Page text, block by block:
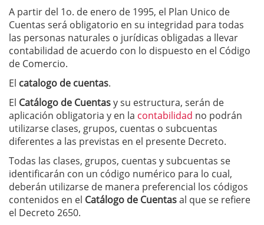
A partir del 1o. de enero de 1995, el Plan Unico de
Cuentas será obligatorio en su integridad para todas
las personas naturales o jurídicas obligadas a llevar
contabilidad de acuerdo con lo dispuesto en el Código
de Comercio.
El catalogo de cuentas.
El Catálogo de Cuentasy su estructura, serán de
aplicación obligatoria y en la contabilidad no podrán
utilizarse clases, grupos, cuentas o subcuentas
diferentes a las previstas en el presente Decreto.
Todas las clases, grupos, cuentas y subcuentas se
identificarán con un código numérico para lo cual,
deberán utilizarse de manera preferencial los códigos
contenidos en el Catálogo de Cuentasal que se refiere
el Decreto 2650.